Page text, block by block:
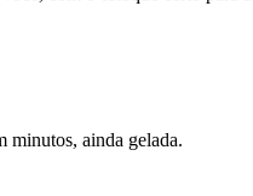
minutos, ainda gelada.